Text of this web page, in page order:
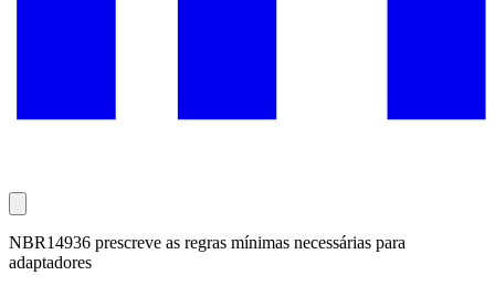
NBR14936 prescreve as regras mínimas necessárias para
adaptadores